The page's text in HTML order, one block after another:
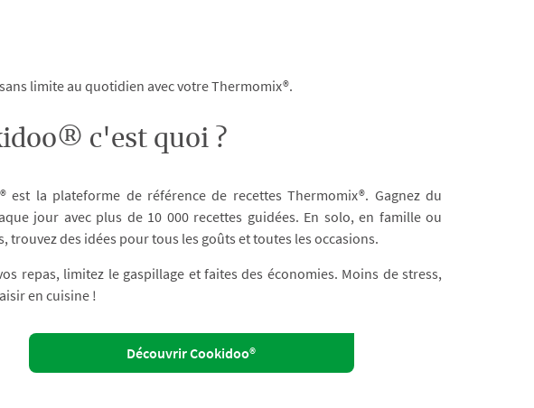
limite au quotidien avec votre Thermomix®.
c'est quoi ?
est la plateforme de référence de recettes Thermomix®. Gagnez du
jour avec plus de 10 000 recettes guidées. En solo, en famille ou
trouvez des idées pour tous les goûts et toutes les occasions.
repas, limitez le gaspillage et faites des économies. Moins de stress,
en cuisine !
Découvrir Cookidoo®